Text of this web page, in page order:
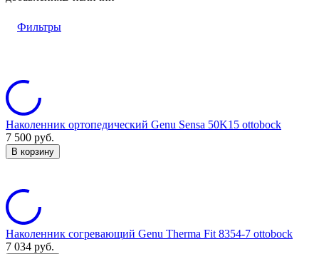
Фильтры
Наколенник ортопедический Genu Sensa 50K15 ottobock
7 500 руб.
В корзину
Наколенник согревающий Genu Therma Fit 8354-7 ottobock
7 034 руб.